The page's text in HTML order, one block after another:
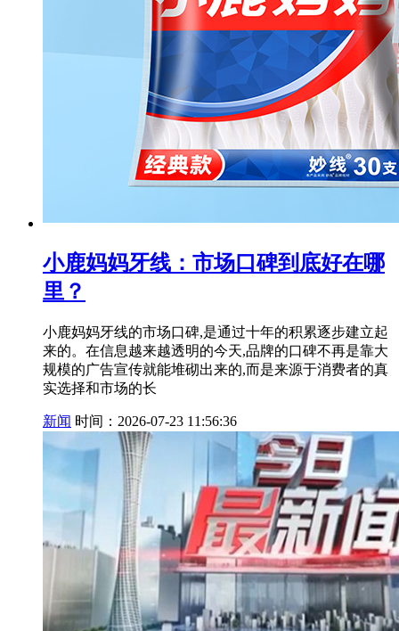
小鹿妈妈牙线：市场口碑到底好在哪
里？
小鹿妈妈牙线的市场口碑,是通过十年的积累逐步建立起
来的。在信息越来越透明的今天,品牌的口碑不再是靠大
规模的广告宣传就能堆砌出来的,而是来源于消费者的真
实选择和市场的长
新闻 时间：2026-07-23 11:56:36